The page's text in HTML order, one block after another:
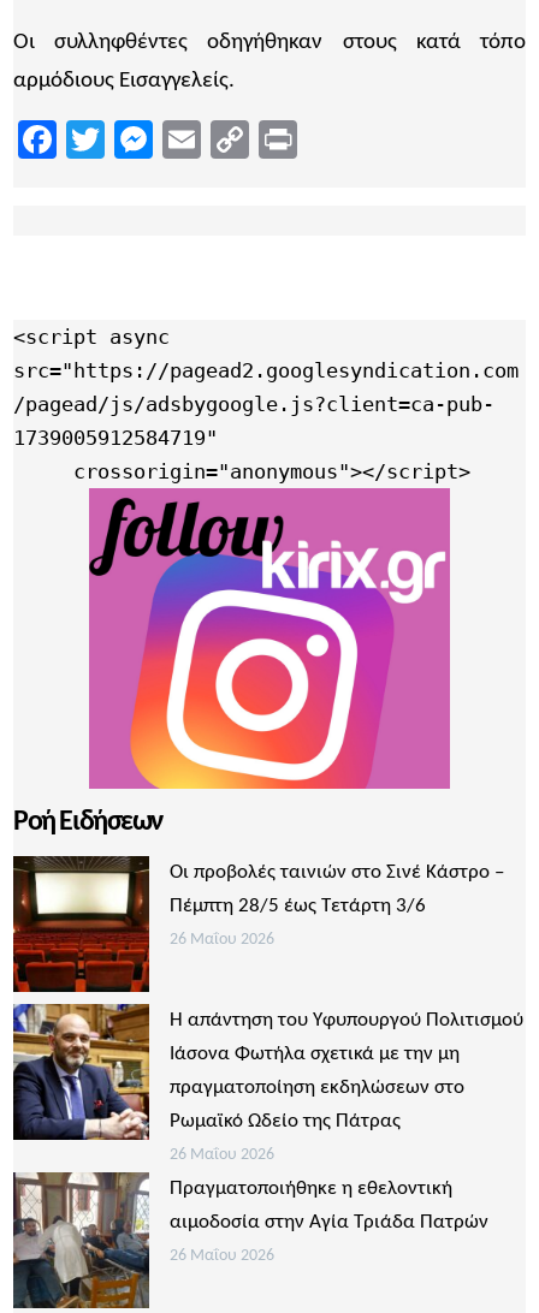
Οι συλληφθέντες οδηγήθηκαν στους κατά τόπο
αρμόδιους Εισαγγελείς.
Facebook
TwitterMessenger
EmailCopy
<script async
src="https://pagead2.googlesyndication.com
/pagead/js/adsbygoogle.js?client=ca-pub-
1739005912584719"
     crossorigin="anonymous"></script>
Ροή Ειδήσεων
Οι προβολές ταινιών στο Σινέ Κάστρο –
Πέμπτη 28/5 έως Τετάρτη 3/6
26 Μαΐου 2026
Η απάντηση του Υφυπουργού Πολιτισμού
Ιάσονα Φωτήλα σχετικά με την μη
πραγματοποίηση εκδηλώσεων στο
Ρωμαϊκό Ωδείο της Πάτρας
26 Μαΐου 2026
Πραγματοποιήθηκε η εθελοντική
αιμοδοσία στην Αγία Τριάδα Πατρών
26 Μαΐου 2026